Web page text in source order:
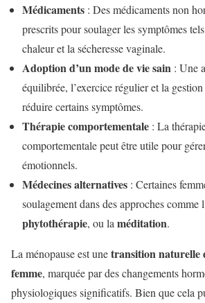
Médicaments : Des médicaments non
prescrits pour soulager les symptômes
chaleur et la sécheresse vaginale.
Adoption d’un mode de vie sain : Une
équilibrée, l’exercice régulier et la
réduire certains symptômes.
Thérapie comportementale : La
comportementale peut être utile pour
émotionnels.
Médecines alternatives : Certaines
soulagement dans des approches comme l
phytothérapie, ou la méditation.
La ménopause est unetransition naturelle
femme, marquée par des changements
physiologiques significatifs. Bien que cela